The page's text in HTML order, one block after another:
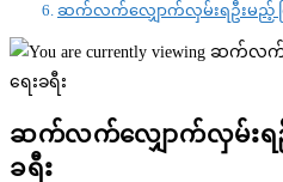
ဆက်လက်လျှောက်လှမ်းရဦးမည့် ငြိမ်
ဆက်လက်လျှောက်လှမ်းရဦး
ခရီး